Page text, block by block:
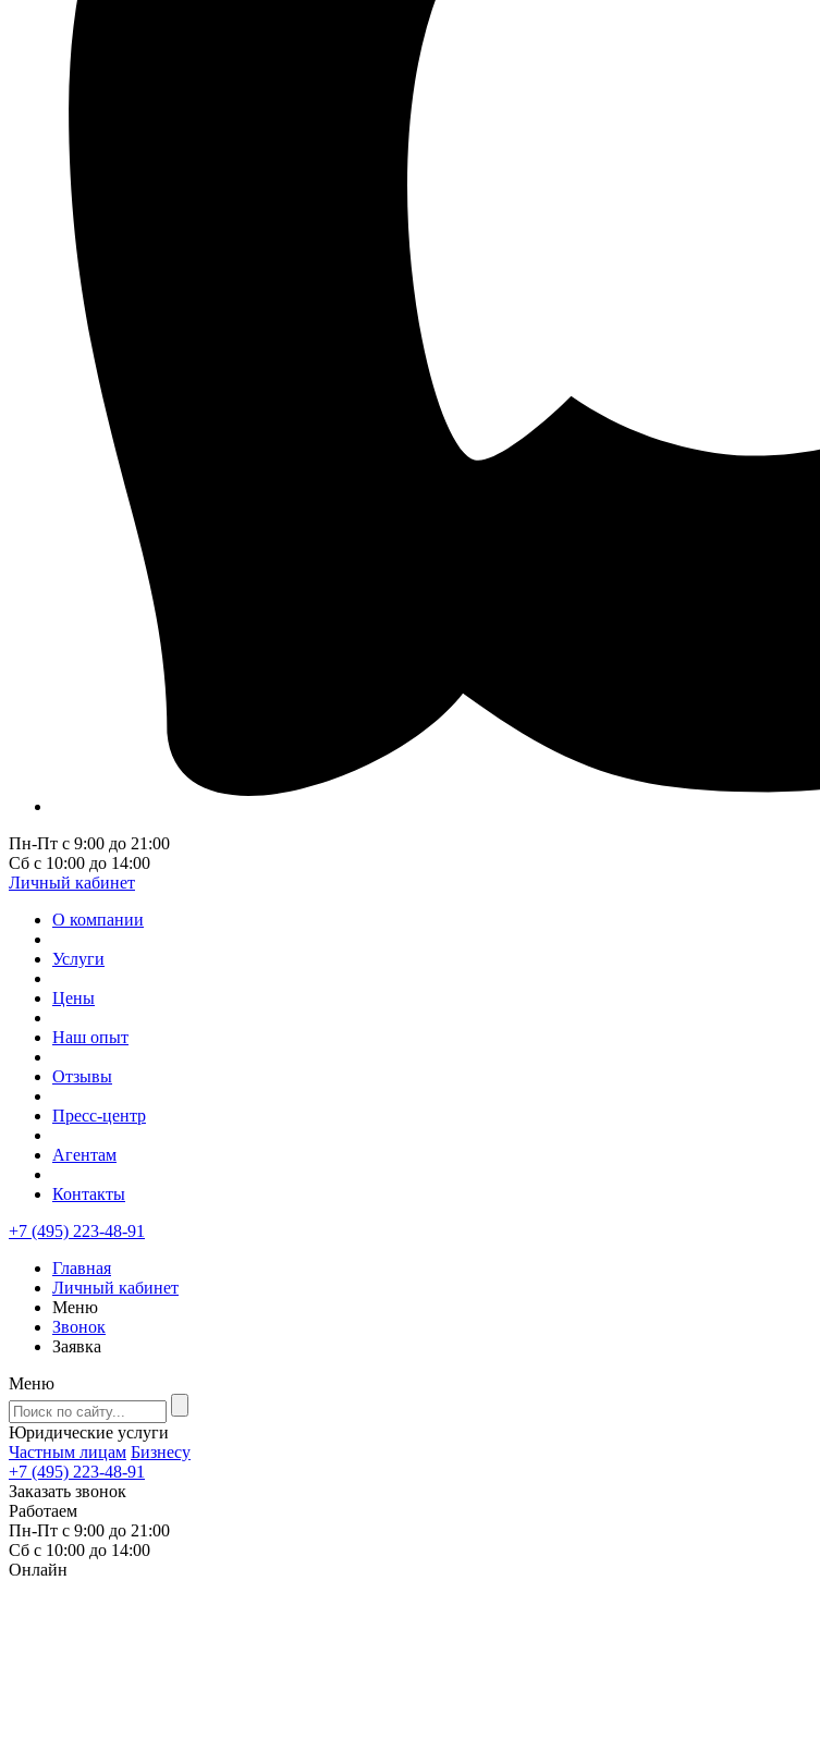
Пн-Пт с 9:00 до 21:00
Сб с 10:00 до 14:00
Личный кабинет
О компании
Услуги
Цены
Наш опыт
Отзывы
Пресс-центр
Агентам
Контакты
+7 (495) 223-48-91
Главная
Личный кабинет
Меню
Звонок
Заявка
Меню
Юридические услуги
Частным лицам Бизнесу
+7 (495) 223-48-91
Заказать звонок
Работаем
Пн-Пт с 9:00 до 21:00
Сб с 10:00 до 14:00
Онлайн